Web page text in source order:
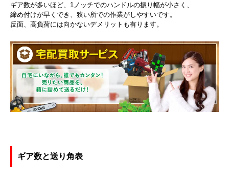
ギア数が多いほど、1ノッチでのハンドルの振り幅が小さく、
締め付けが早くでき、狭い所での作業がしやすいです。
反面、高負荷には向かないデメリットも有ります。
ギア数と送り角表